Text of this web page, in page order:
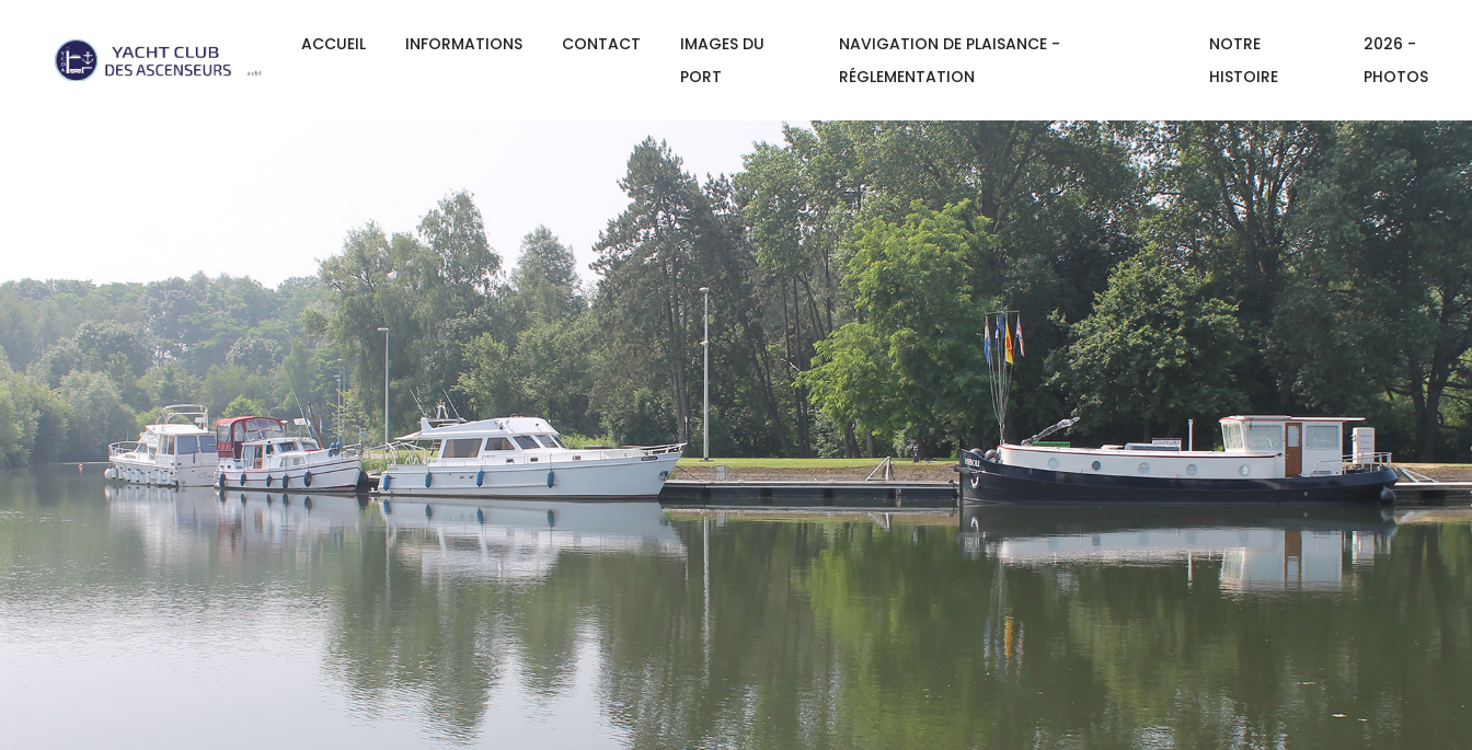
ACCUEIL INFORMATIONS CONTACT
IMAGES DU
PORT
NAVIGATION DE PLAISANCE -
RÉGLEMENTATION
NOTRE
HISTOIRE
2026 -
PHOTOS